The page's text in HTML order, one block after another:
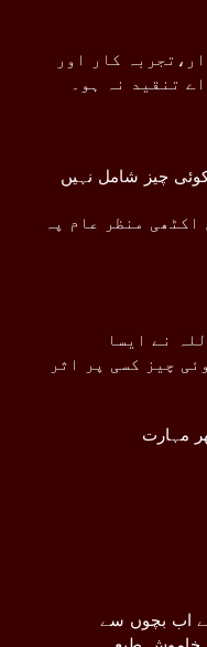
کار اور
تنقید نہ ہو۔
میں 5 کتابیں اکٹھی منظر عام پہ
نے ایسا
چیز کسی پر اثر